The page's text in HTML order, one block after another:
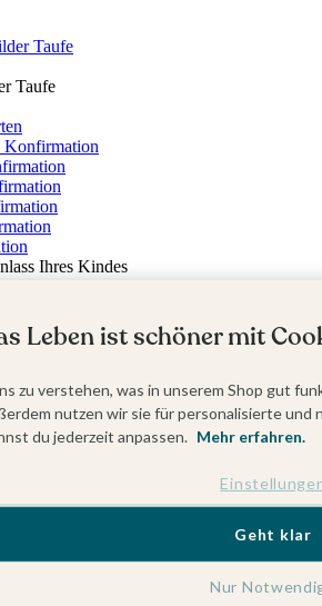
Taufe
Taufe
Konfirmation
Ihres Kindes
Einschulung
Leben ist schöner mit
zu verstehen, was in unserem Shop gut
nutzen wir sie für personalisierte
du jederzeit anpassen. Mehr erfahren.
Nur
Geht klar